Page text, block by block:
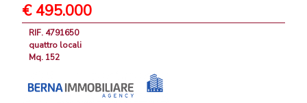
€ 495.000
RIF. 4791650
quattro locali
Mq. 152